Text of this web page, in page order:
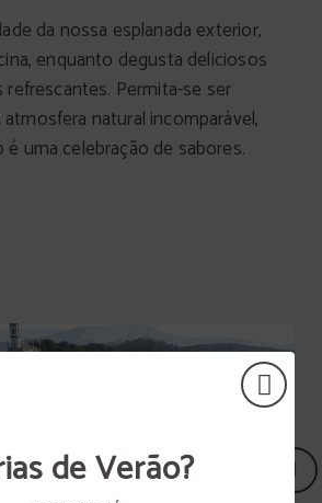
da nossa esplanada exterior,
enquanto degusta deliciosos
Permita-se ser
natural incomparável,
uma celebração de sabores.
de Verão?